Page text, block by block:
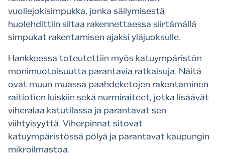
vuollejokisimpukka, jonka säilymisestä
huolehdittiin siltaa rakennettaessa siirtämällä
simpukat rakentamisen ajaksi yläjuoksulle.
Hankkeessa toteutettiin myös katuympäristön
monimuotoisuutta parantavia ratkaisuja. Näitä
ovat muun muassa paahdeketojen rakentaminen
raitiotien luiskiin sekä nurmiraiteet, jotka lisäävät
viheralaa katutilassa ja parantavat sen
viihtyisyyttä. Viherpinnat sitovat
katuympäristössä pölyä ja parantavat kaupungin
mikroilmastoa.